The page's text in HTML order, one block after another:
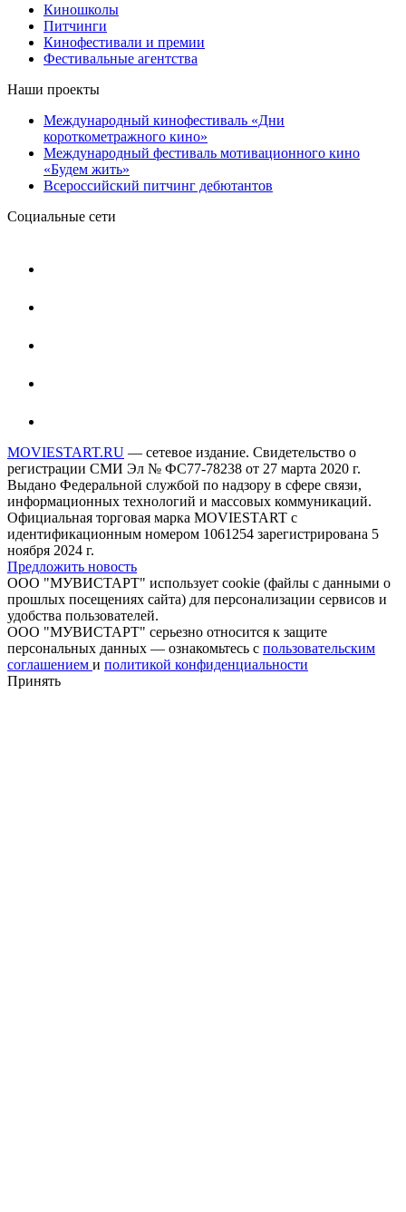
Киношколы
Питчинги
Кинофестивали и премии
Фестивальные агентства
Наши проекты
Международный кинофестиваль «Дни
короткометражного кино»
Международный фестиваль мотивационного кино
«Будем жить»
Всероссийский питчинг дебютантов
Социальные сети
MOVIESTART.RU — сетевое издание. Свидетельство о
регистрации СМИ Эл № ФС77-78238 от 27 марта 2020 г.
Выдано Федеральной службой по надзору в сфере связи,
информационных технологий и массовых коммуникаций.
Официальная торговая марка MOVIESTART с
идентификационным номером 1061254 зарегистрирована 5
ноября 2024 г.
Предложить новость
ООО "МУВИСТАРТ" использует cookie (файлы с данными о
прошлых посещениях сайта) для персонализации сервисов и
удобства пользователей.
ООО "МУВИСТАРТ" серьезно относится к защите
персональных данных — ознакомьтесь с пользовательским
соглашением и политикой конфиденциальности
Принять